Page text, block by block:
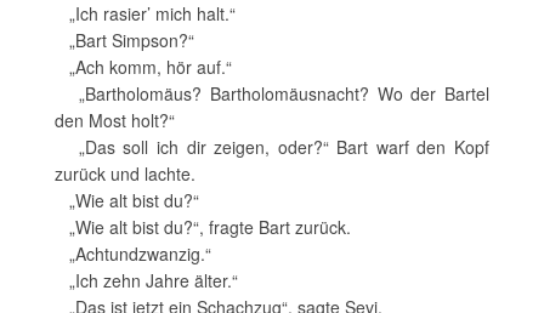
„Ich rasier’ mich halt.“
„Bart Simpson?“
„Ach komm, hör auf.“
„Bartholomäus? Bartholomäusnacht? Wo der Bartel
den Most holt?“
„Das soll ich dir zeigen, oder?“ Bart warf den Kopf
zurück und lachte.
„Wie alt bist du?“
„Wie alt bist du?“, fragte Bart zurück.
„Achtundzwanzig.“
„Ich zehn Jahre älter.“
„Das ist jetzt ein Schachzug“, sagte Sevi.